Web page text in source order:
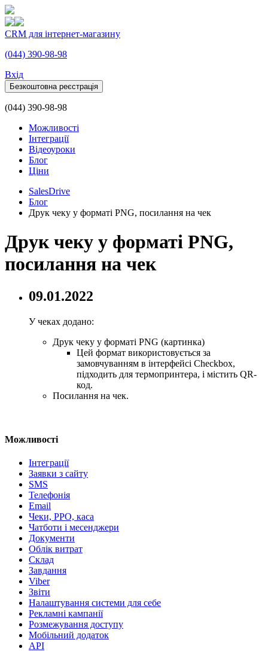
CRM для інтернет-магазину
(044) 390-98-98
Вхiд
Безкоштовна реєстрація
(044) 390-98-98
Можливості
Інтеграції
Відеоуроки
Блог
Ціни
SalesDrive
Блог
Друк чеку у форматі PNG, посилання на чек
Друк чеку у форматі PNG,
посилання на чек
09.01.2022
У чеках додано:
Друк чеку у форматі PNG (картинка)
Цей формат використовується за
замовчуванням в інтерфейсі Checkbox,
підходить для термопринтера, і містить QR-
код.
Посилання на чек.
Можливості
Інтеграції
Заявки з сайту
SMS
Телефонія
Email
Чеки, РРО, каса
Чатботи і месенджери
Документи
Облік витрат
Склад
Завдання
Viber
Звіти
Налаштування системи для себе
Рекламні кампанії
Розмежування доступу
Мобільний додаток
API